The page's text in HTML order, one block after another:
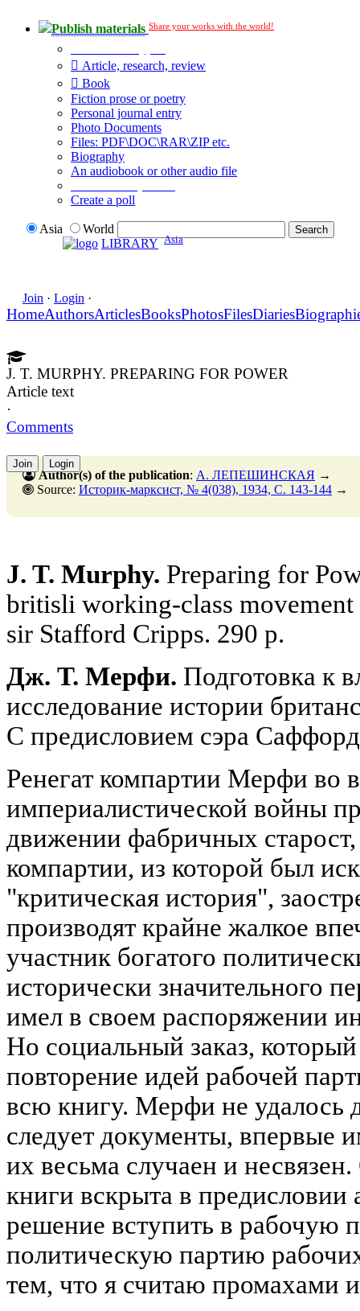
Publish materials Share your works with the world!
Article, research, review
Book
Fiction prose or poetry
Personal journal entry
Photo Documents
Files: PDF\DOC\RAR\ZIP etc.
Biography
An audiobook or other audio file
Create a poll
Asia
World
LIBRARY Asia
Join · Login ·
HomeAuthorsArticlesBooksPhotosFilesDiaries
J. T. MURPHY. PREPARING FOR POWER
Article text
·
Comments
Join Login
Author(s) of the publication: А. ЛЕПЕШИНСКАЯ →
Source: Историк-марксист, № 4(038), 1934, C. 143-144 →
J. T. Murphy. Preparing for
britisli working-class
sir Stafford Cripps. 290 p.
Дж. Т. Мерфи. Подготовка к
исследование истории
С предисловием сэра
Ренегат компартии Мерфи во
империалистической войны
движении фабричных
компартии, из которой был
"критическая история",
производят крайне жалкое
участник богатого
исторически значительного
имел в своем распоряжении
Но социальный заказ,
повторение идей рабочей
всю книгу. Мерфи не удалось
следует документы, впервые
их весьма случаен и
книги вскрыта в предисловии
решение вступить в рабочую
политическую партию
тем, что я считаю промахами